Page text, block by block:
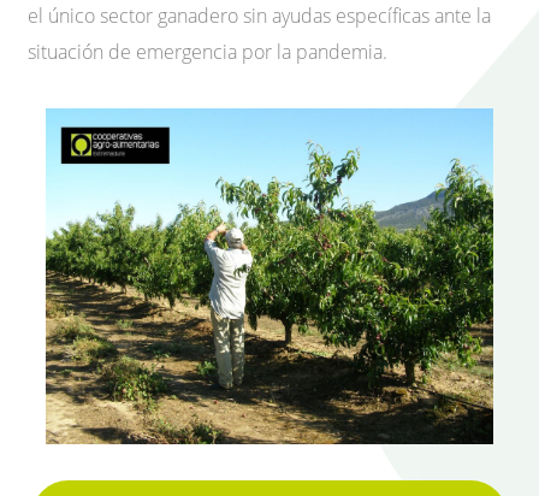
el único sector ganadero sin ayudas específicas ante la
situación de emergencia por la pandemia.